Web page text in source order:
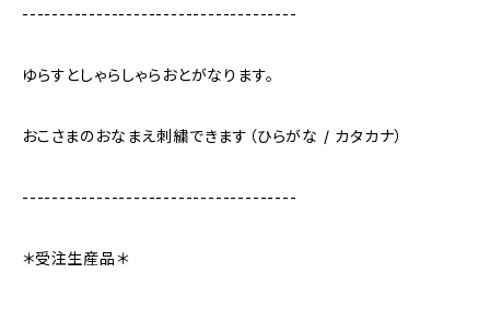
-------------------------------------
ゆらすとしゃらしゃらおとがなります。
おこさまのおなまえ刺繍できます（ひらがな / カタカナ）
-------------------------------------
＊受注生産品＊